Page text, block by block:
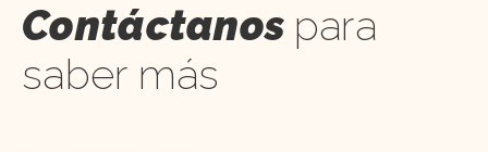
Contáctanos para
saber más